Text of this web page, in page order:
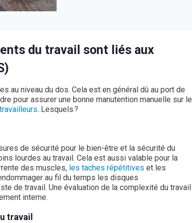
du travail sont liés aux
au niveau du dos. Cela est en général dû au port de
pour assurer une bonne manutention manuelle sur le
. Lesquels ?
de sécurité pour le bien-être et la sécurité du
lourdes au travail. Cela est aussi valable pour la
des muscles, les taches répétitives et les
au fil du temps les disques
de travail. Une évaluation de la complexité du travail
interne.
travail